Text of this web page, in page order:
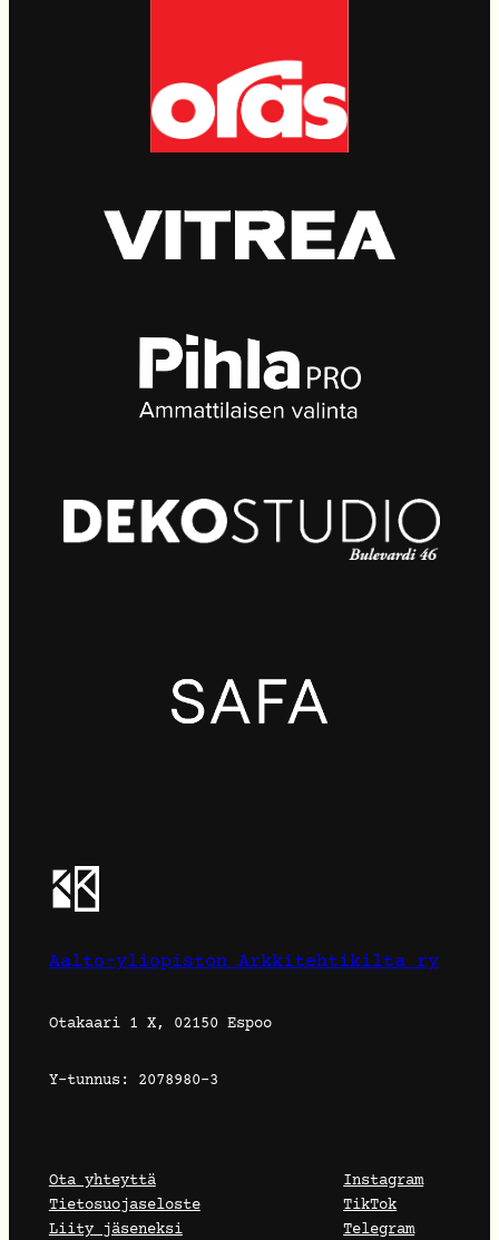
Aalto-yliopiston Arkkitehtikilta ry
Otakaari 1 X, 02150 Espoo
Y-tunnus: 2078980-3
Ota yhteyttä
Tietosuojaseloste
Liity jäseneksi
Instagram
TikTok
Telegram